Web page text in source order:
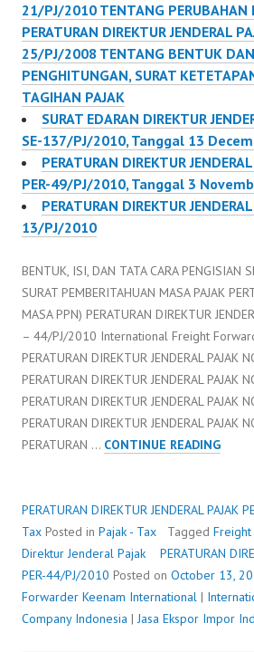
21/PJ/2010 TENTANG PERUBAHAN
PERATURAN DIREKTUR JENDERAL
25/PJ/2008 TENTANG BENTUK
PENGHITUNGAN, SURAT
TAGIHAN PAJAK
SURAT EDARAN DIREKTUR
SE-137/PJ/2010, Tanggal 13
PERATURAN DIREKTUR
PER-49/PJ/2010, Tanggal 3
PERATURAN DIREKTUR
13/PJ/2010
BENTUK, ISI, DAN TATA CARA PENGISIAN
SURAT PEMBERITAHUAN MASA PAJAK
MASA PPN) PERATURAN DIREKTUR
– 44/PJ/2010 International Freight
PERATURAN DIREKTUR JENDERAL PAJAK
PERATURAN DIREKTUR JENDERAL PAJAK
PERATURAN DIREKTUR JENDERAL PAJAK
PERATURAN DIREKTUR JENDERAL PAJAK
PERATURAN … CONTINUE READING
PAJAK
PER-
44/
PERATURAN DIREKTUR JENDERAL PAJAK
Tax Posted in Pajak - Tax Tagged
Direktur Jenderal Pajak
PERATURAN
PER-44/PJ/2010 Posted on October 13,
Forwarder Keenam International |
Company Indonesia |Jasa Ekspor Impor